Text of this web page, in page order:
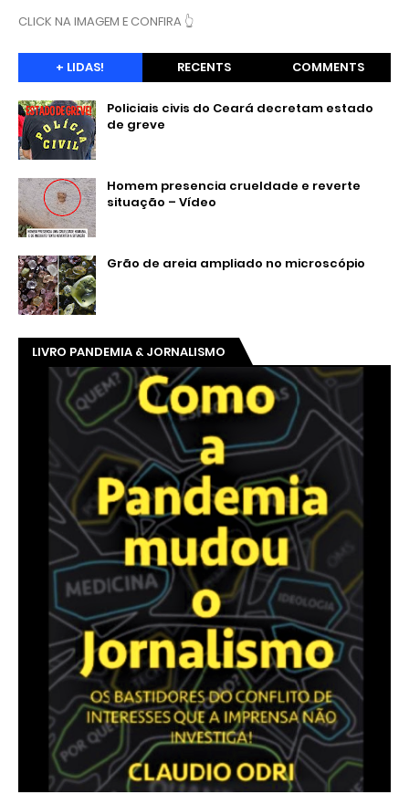
CLICK NA IMAGEM E CONFIRA 👆
+ LIDAS! RECENTS COMMENTS
Policiais civis do Ceará decretam estado
de greve
Homem presencia crueldade e reverte
situação – Vídeo
Grão de areia ampliado no microscópio
LIVRO PANDEMIA & JORNALISMO